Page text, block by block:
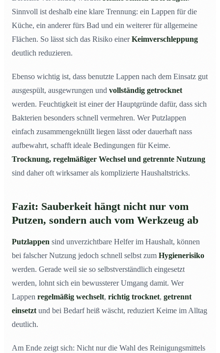
Sinnvoll ist deshalb eine klare Trennung: ein Lappen für die
Küche, ein anderer fürs Bad und ein weiterer für allgemeine
Flächen. So lässt sich das Risiko einerKeimverschleppung
deutlich reduzieren.
Ebenso wichtig ist, dass benutzte Lappen nach dem Einsatz gut
ausgespült, ausgewrungen und vollständig getrocknet
werden. Feuchtigkeit ist einer der Hauptgründe dafür, dass sich
Bakterien besonders schnell vermehren. Wer Putzlappen
einfach zusammengeknüllt liegen lässt oder dauerhaft nass
aufbewahrt, schafft ideale Bedingungen für Keime.
Trocknung, regelmäßiger Wechsel und getrennte Nutzung
sind daher oft wirksamer als komplizierte Haushaltstricks.
Fazit: Sauberkeit hängt nicht nur vom
Putzen, sondern auch vom Werkzeug ab
Putzlappen sind unverzichtbare Helfer im Haushalt, können
bei falscher Nutzung jedoch schnell selbst zum Hygienerisiko
werden. Gerade weil sie so selbstverständlich eingesetzt
werden, lohnt sich ein bewussterer Umgang damit. Wer
Lappen regelmäßig wechselt, richtig trocknet, getrennt
einsetzt und bei Bedarf heiß wäscht, reduziert Keime im Alltag
deutlich.
Am Ende zeigt sich: Nicht nur die Wahl des Reinigungsmittels